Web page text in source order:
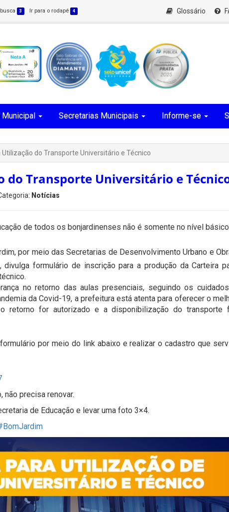
busca 3 Ir para o rodapé 4 Glossário
Municipal Secretarias Municipais Informe-se
do Transporte Universitário e Técnico
do Transporte Universitário e
Notícias
de todos os bonjardinenses não é somente no nível
por meio das Secretarias de Desenvolvimento Urbano e
formulário de inscrição para a produção da Carteira
no retorno das aulas presenciais, seguindo os
da Covid-19, a prefeitura está atenta para oferecer o
retorno for autorizado e a disponibilização do transporte
por meio do link abaixo e realizar o cadastro que
não precisa renovar.
de Educação e levar uma foto 3×4.